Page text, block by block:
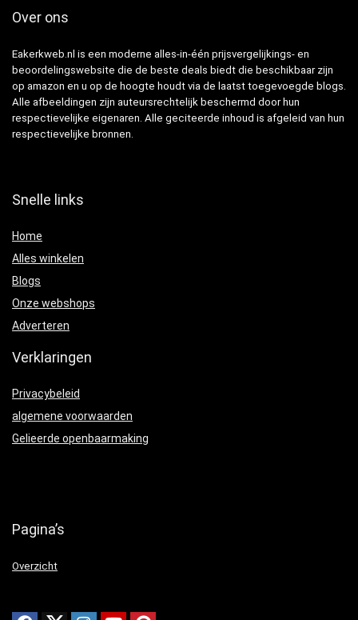
Over ons
Eakerkweb.nl is een moderne alles-in-één prijsvergelijkings- en
beoordelingswebsite die de beste deals biedt die beschikbaar zijn
op amazon en u op de hoogte houdt via de laatst toegevoegde blogs.
Alle afbeeldingen zijn auteursrechtelijk beschermd door hun
respectievelijke eigenaren. Alle geciteerde inhoud is afgeleid van hun
respectievelijke bronnen.
Snelle links
Home
Alles winkelen
Blogs
Onze webshops
Adverteren
Verklaringen
Privacybeleid
algemene voorwaarden
Gelieerde openbaarmaking
Pagina’s
Overzicht